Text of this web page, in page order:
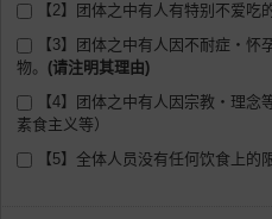
【2】团体之中有人有特别不爱吃
【3】团体之中有人因不耐症・怀
物。
【4】团体之中有人因宗教・理念
素食主义等）
【5】全体人员没有任何饮食上的